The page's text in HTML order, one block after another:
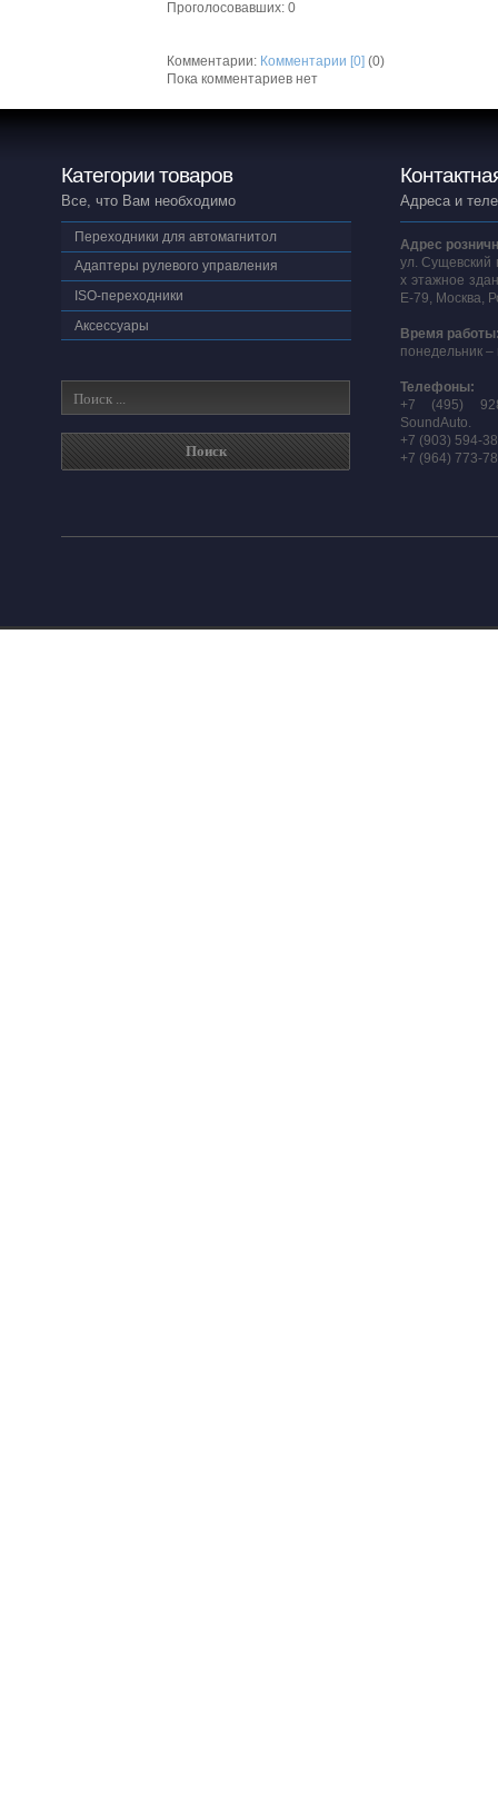
Проголосовавших: 0
Комментарии: Комментарии [0] (0)
Пока комментариев нет
Категории товаров
Все, что Вам необходимо
Переходники для автомагнитол
Адаптеры рулевого управления
ISO-переходники
Аксессуары
Адреса и
Адрес
ул. Сущевский
х этажное
E-79, Москва,
Время
понедельник –
Телефоны:
+7 (495)
SoundAuto.
+7 (903) 594-
+7 (964) 773-